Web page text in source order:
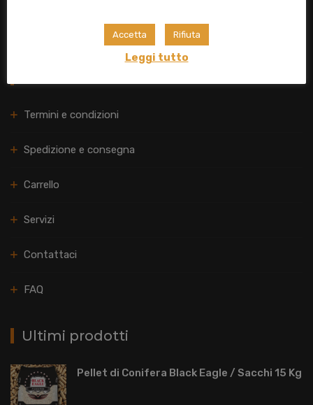
Termini e condizioni
Spedizione e consegna
Carrello
Servizi
Contattaci
FAQ
Ultimi prodotti
Pellet di Conifera Black Eagle / Sacchi 15 Kg
Accetta Rifiuta
Leggi tutto